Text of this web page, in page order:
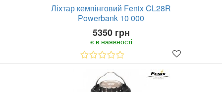
Ліхтар кемпінговий Fenix CL28R
Powerbank 10 000
5350 грн
є в наявності